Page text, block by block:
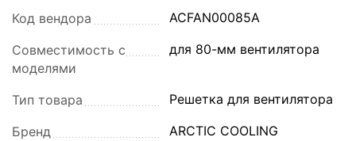
Код вендора ACFAN00085A
Совместимость с
моделями
для 80-мм вентилятора
Тип товара Решетка для вентилятора
Бренд ARCTIC COOLING